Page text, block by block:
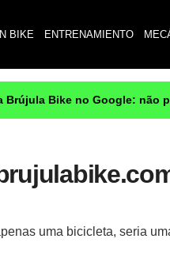
BIKE ENTRENAMIENTO
Brújula Bike no Google: não
uma bicicleta, seria